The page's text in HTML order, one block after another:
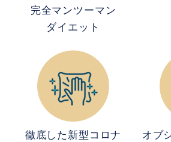
完全マンツーマン
ダイエット
徹底した新型コロナ
オプ